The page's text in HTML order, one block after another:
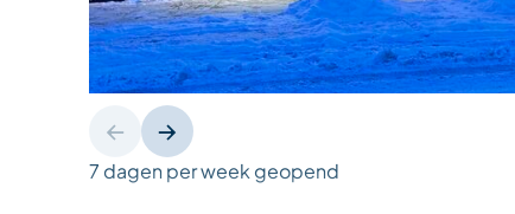
7 dagen per week geopend